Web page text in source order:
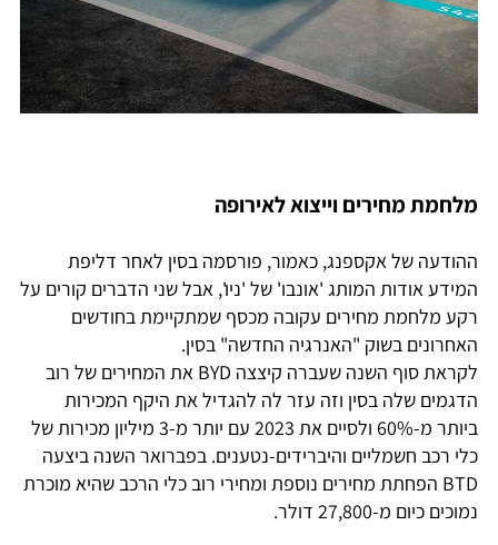
מלחמת מחירים וייצוא לאירופה
ההודעה של אקספנג, כאמור, פורסמה בסין לאחר דליפת
המידע אודות המותג 'אונבו' של 'ניו', אבל שני הדברים קורים על
רקע מלחמת מחירים עקובה מכסף שמתקיימת בחודשים
האחרונים בשוק "האנרגיה החדשה" בסין.
לקראת סוף השנה שעברה קיצצה BYD את המחירים של רוב
הדגמים שלה בסין וזה עזר לה להגדיל את היקף המכירות
ביותר מ-60% ולסיים את 2023 עם יותר מ-3 מיליון מכירות של
כלי רכב חשמליים והיברידים-נטענים. בפברואר השנה ביצעה
BTD הפחתת מחירים נוספת ומחירי רוב כלי הרכב שהיא מוכרת
נמוכים כיום מ-27,800 דולר.